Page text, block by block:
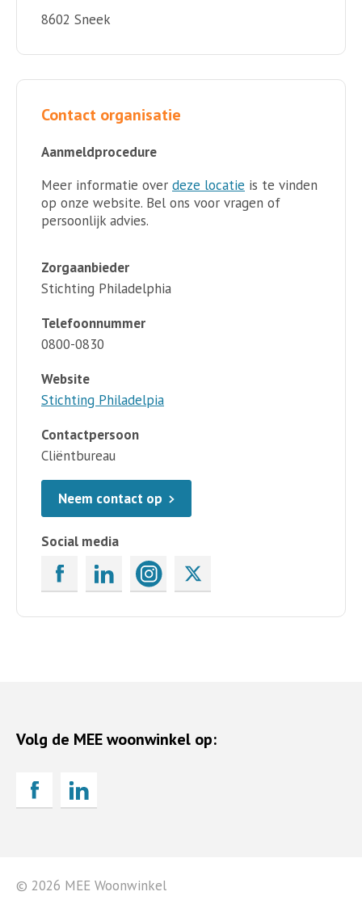
8602 Sneek
Contact organisatie
Aanmeldprocedure
Meer informatie over deze locatie is te vinden
op onze website. Bel ons voor vragen of
persoonlijk advies.
Zorgaanbieder
Stichting Philadelphia
Telefoonnummer
0800-0830
Website
Stichting Philadelpia
Contactpersoon
Cliëntbureau
Neem contact op
Social media
Volg de MEE woonwinkel op:
© 2026 MEE Woonwinkel